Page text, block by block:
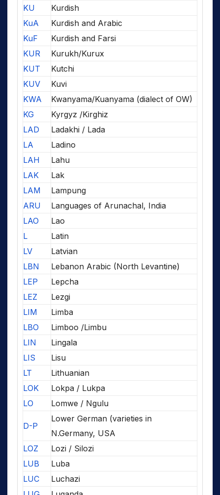
KU
Kurdish
KuA
Kurdish and Arabic
KuF
Kurdish and Farsi
KUR
Kurukh/Kurux
KUT
Kutchi
KUV
Kuvi
KWA
Kwanyama/Kuanyama (dialect of OW)
KG
Kyrgyz /Kirghiz
LAD
Ladakhi / Lada
LA
Ladino
LAH
Lahu
LAK
Lak
LAM
Lampung
ARU
Languages of Arunachal, India
LAO
Lao
L
Latin
LV
Latvian
LBN
Lebanon Arabic (North Levantine)
LEP
Lepcha
LEZ
Lezgi
LIM
Limba
LBO
Limboo /Limbu
LIN
Lingala
LIS
Lisu
LT
Lithuanian
LOK
Lokpa / Lukpa
LO
Lomwe / Ngulu
D-P
Lower German (varieties in
N.Germany, USA
LOZ
Lozi / Silozi
LUB
Luba
LUC
Luchazi